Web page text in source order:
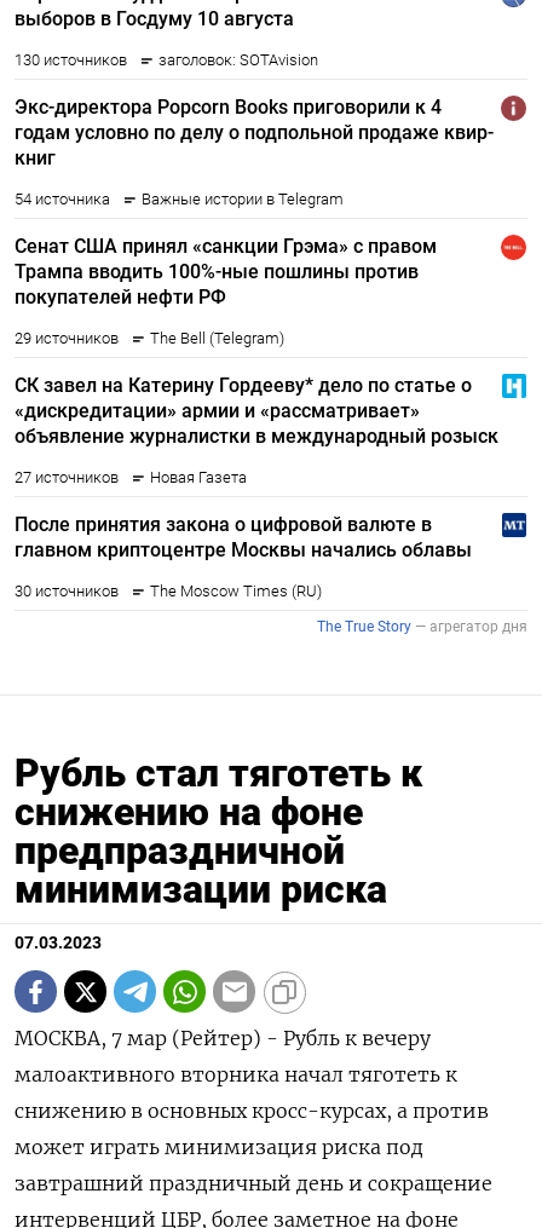
Рубль стал тяготеть к
снижению на фоне
предпраздничной
минимизации риска
07.03.2023
МОСКВА, 7 мар (Рейтер) - Рубль к вечеру
малоактивного вторника начал тяготеть к
снижению в основных кросс-курсах, а против
может играть минимизация риска под
завтрашний праздничный день и сокращение
интервенций ЦБР, более заметное на фоне